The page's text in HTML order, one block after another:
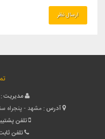
مدیریت :
آدرس : مشهد - پنجراه
تلفن
تلفن